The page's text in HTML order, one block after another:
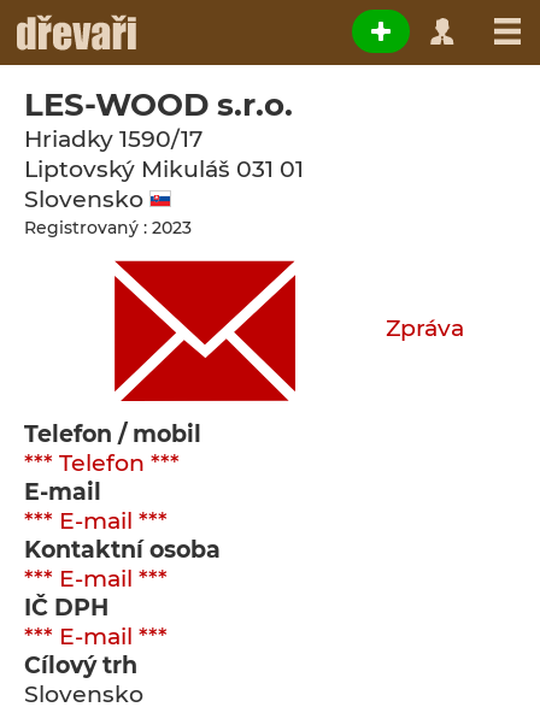
LES-WOOD s.r.o.
Hriadky 1590/17
Liptovský Mikuláš 031 01
Slovensko
Registrovaný : 2023
Zpráva
Telefon / mobil
*** Telefon ***
E-mail
*** E-mail ***
Kontaktní osoba
*** E-mail ***
IČ DPH
*** E-mail ***
Cílový trh
Slovensko